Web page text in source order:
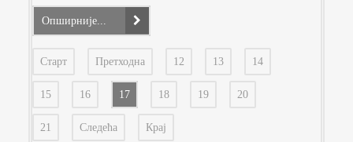
Опширније...
Старт Претходна 12 13 14
15 16 17 18 19 20
21 Следећа Крај